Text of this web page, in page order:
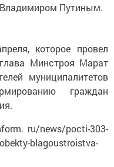
Путиным.
которое провел
Минстроя Марат
муниципалитетов
граждан
ru/news/pocti-303-
blagoustroistva-